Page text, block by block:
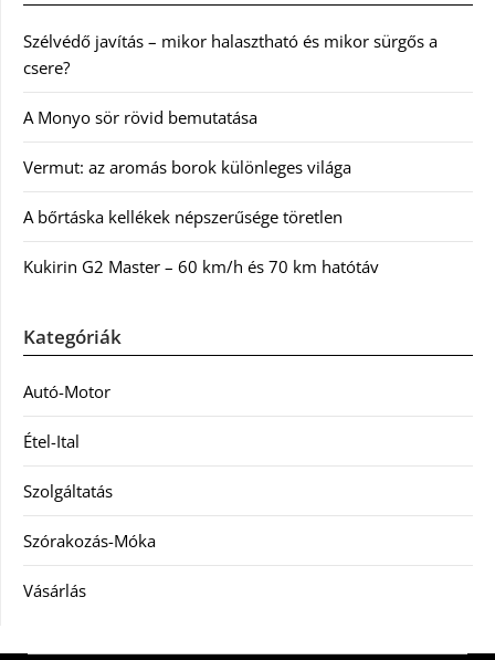
Szélvédő javítás – mikor halasztható és mikor sürgős a
csere?
A Monyo sör rövid bemutatása
Vermut: az aromás borok különleges világa
A bőrtáska kellékek népszerűsége töretlen
Kukirin G2 Master – 60 km/h és 70 km hatótáv
Kategóriák
Autó-Motor
Étel-Ital
Szolgáltatás
Szórakozás-Móka
Vásárlás